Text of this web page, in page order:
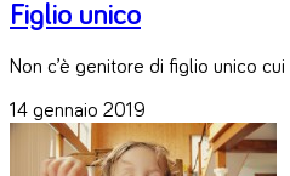
Figlio unico
Non c’è genitore di figlio unico
14 gennaio 2019